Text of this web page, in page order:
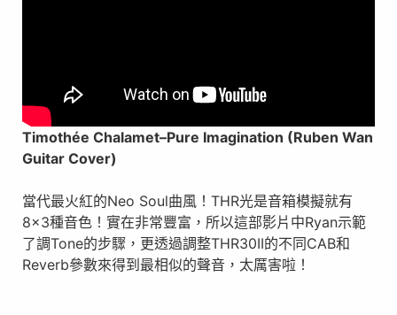
Timothée Chalamet–Pure Imagination (Ruben Wan
Guitar Cover)
當代最火紅的Neo Soul曲風！THR光是音箱模擬就有
8×3種音色！實在非常豐富，所以這部影片中Ryan示範
了調Tone的步驟，更透過調整THR30II的不同CAB和
Reverb參數來得到最相似的聲音，太厲害啦！